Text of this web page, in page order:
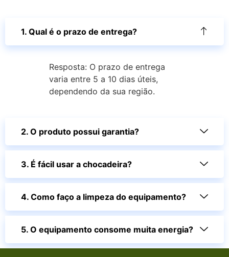
1. Qual é o prazo de entrega?
Resposta: O prazo de entrega
varia entre 5 a 10 dias úteis,
dependendo da sua região.
2. O produto possui garantia?
3. É fácil usar a chocadeira?
4. Como faço a limpeza do equipamento?
5. O equipamento consome muita energia?